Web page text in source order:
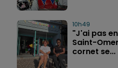
10h49
"J'ai pas
Saint-
cornet se...